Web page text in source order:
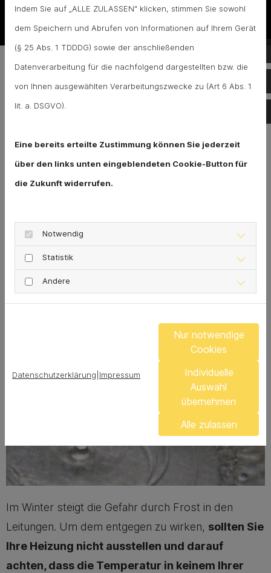
Wir sind rund um die Uhr für Sie erreichbar0511 -
6960833.
Wie können Sie einen Rohrbruch
vermeiden?
vermeiden, ist regelmäßige Wartung. Eine
Überprüfung Ihrer Leitungen und eine
anschließendeRohrsanierung
empfehlenswert, um Kalkablagerungen oder
Verstopfungen zu beseitigen.Vermeiden Sie
chemische Reiniger
, da diese bei falscher
Anwendung Schäden am Material der Leitungen
hinterlassen können. Für diesen Zweck bieten sich
umweltschonende Rohrreinigungen an.
Im Winter steigt die Gefahr durch Frost in den
Leitungen. Um dem entgegen zu wirken, sollten Sie
Ihre Heizung nicht ausstellen und darauf
achten, dass die Temperatur in keinem Ihrer
Indem Sie auf „ALLE ZULASSEN" klicken, stimmen Sie sowohl
dem Speichern und Abrufen von Informationen auf Ihrem Gerät
(§ 25 Abs. 1 TDDDG) sowie der anschließenden
Datenverarbeitung für die nachfolgend dargestellten bzw. die
von Ihnen ausgewählten Verarbeitungszwecke zu (Art 6 Abs. 1
lit. a. DSGVO).
Eine bereits erteilte Zustimmung können Sie jederzeit
über den links unten eingeblendeten Cookie-Button für
die Zukunft widerrufen.
Notwendig
Statistik
Andere
Datenschutzerklärung Impressum
Nur notwendige
Cookies
Individuelle
Auswahl
übernehmen
Alle zulassen